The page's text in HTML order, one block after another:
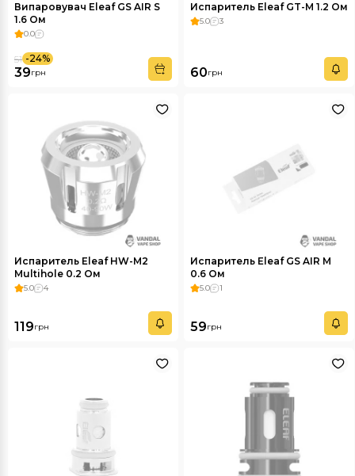
Випаровувач Eleaf GS AIR S
1.6 Ом
0.0
39грн
51 -24%
Испаритель Eleaf GT-M 1.2 Ом
5.0 3
60грн
Испаритель Eleaf HW-M2
Multihole 0.2 Ом
5.0 4
119грн
Испаритель Eleaf GS AIR M
0.6 Ом
5.0 1
59грн